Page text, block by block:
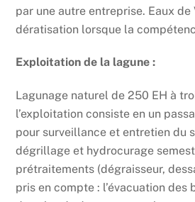
par une autre entreprise. Eaux
dératisation lorsque la
Exploitation de la lagune :
Lagunage naturel de 250 EH à
l’exploitation consiste en un
pour surveillance et entretien du
dégrillage et hydrocurage
prétraitements (dégraisseur,
pris en compte : l’évacuation des